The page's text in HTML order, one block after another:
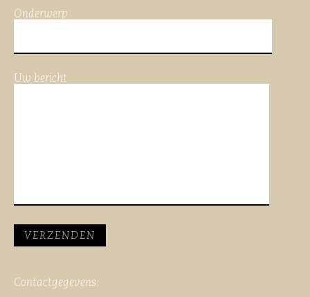
Onderwerp
Uw bericht
Contactgegevens: